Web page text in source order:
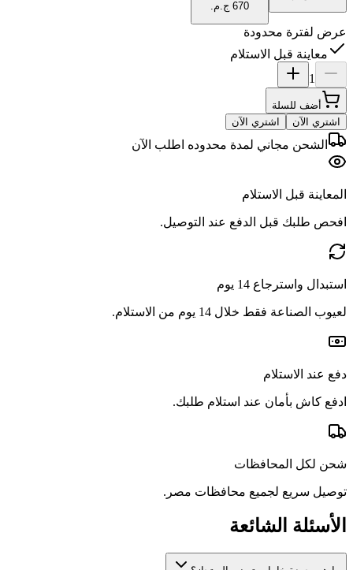
عرض لفترة محدودة
معاينة قبل الاستلام
1
أضف للسلة
اشتري الآن
اشتري الآن
الشحن مجاني لمدة محدوده اطلب الآن
المعاينة قبل الاستلام
افحص طلبك قبل الدفع عند التوصيل.
استبدال واسترجاع 14 يوم
لعيوب الصناعة فقط خلال 14 يوم من الاستلام.
دفع عند الاستلام
ادفع كاش بأمان عند استلام طلبك.
شحن لكل المحافظات
توصيل سريع لجميع محافظات مصر.
الأسئلة الشائعة